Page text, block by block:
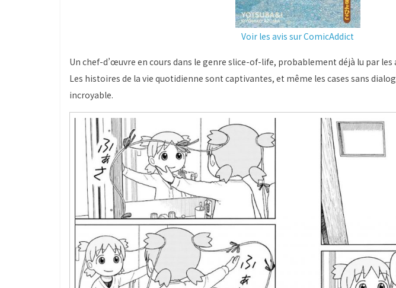
Voir les avis sur ComicAddict
Un chef-d’œuvre en cours dans le genre slice-of-life, probablement déjà lu par les
Les histoires de la vie quotidienne sont captivantes, et même les cases sans
incroyable.